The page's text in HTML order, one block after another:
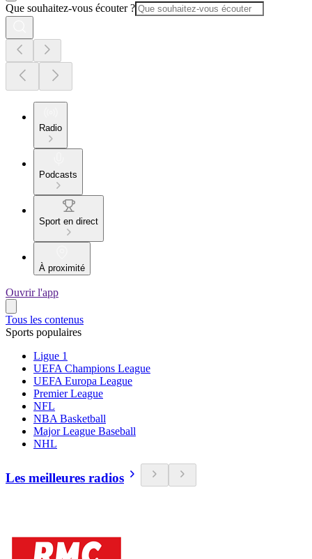
Que souhaitez-vous écouter ?
Radio
Podcasts
Sport en direct
À proximité
Ouvrir l'app
Tous les contenus
Sports populaires
Ligue 1
UEFA Champions League
UEFA Europa League
Premier League
NFL
NBA Basketball
Major League Baseball
NHL
Les meilleures radios